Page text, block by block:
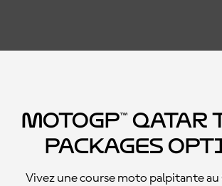
MotoGP™
Packages
Vivez une course moto palpitante au